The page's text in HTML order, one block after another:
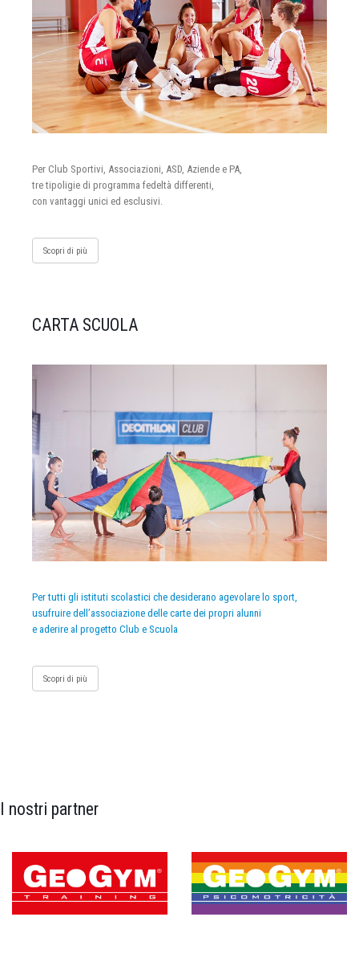
Per Club Sportivi, Associazioni, ASD, Aziende e PA,
tre tipoligie di programma fedeltà differenti,
con vantaggi unici ed esclusivi.
Scopri di più
CARTA SCUOLA
Per tutti gli istituti scolastici che desiderano agevolare lo sport,
usufruire dell’associazione delle carte dei propri alunni
e aderire al progetto Club e Scuola
Scopri di più
I nostri partner